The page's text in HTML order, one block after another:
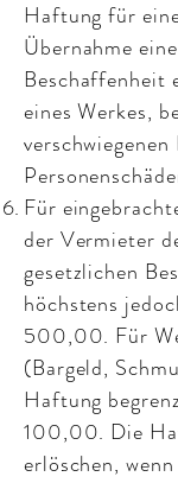
Haftung für
Übernahme
Beschaffenheit
eines Werkes,
Für
der Vermieter
gesetzlichen
höchstens
500,00. Für
(Bargeld,
Haftung
100,00. Die
erlöschen,